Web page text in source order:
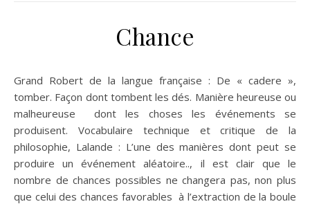
Chance
Grand Robert de la langue française : De « cadere »,
tomber. Façon dont tombent les dés. Manière heureuse ou
malheureuse dont les choses les événements se
produisent. Vocabulaire technique et critique de la
philosophie, Lalande : L’une des manières dont peut se
produire un événement aléatoire.., il est clair que le
nombre de chances possibles ne changera pas, non plus
que celui des chances favorables à l’extraction de la boule